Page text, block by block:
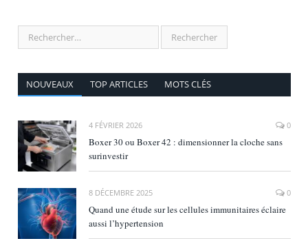
NOUVEAUX TOP ARTICLES MOTS CLÉS
4 FÉVRIER 2026 0
Boxer 30 ou Boxer 42 : dimensionner la cloche sans
surinvestir
8 DÉCEMBRE 2025 0
Quand une étude sur les cellules immunitaires éclaire
aussi l’hypertension